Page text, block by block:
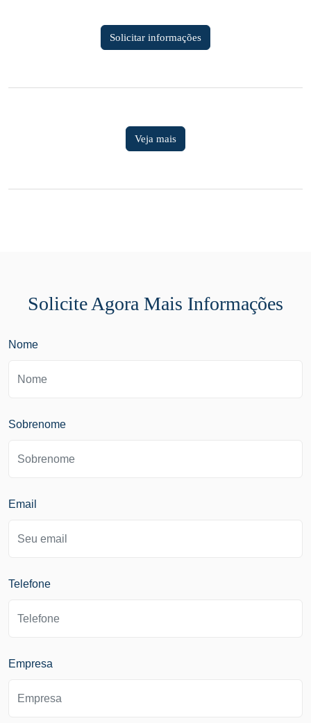
Solicitar informações
Veja mais
Solicite Agora Mais Informações
Nome
Sobrenome
Email
Telefone
Empresa